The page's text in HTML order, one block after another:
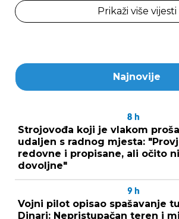
Prikaži više vijesti
Najnovije
8 h
Strojovođa koji je vlakom
udaljen s radnog mjesta:
redovne i propisane, ali očito
dovoljne"
9 h
Vojni pilot opisao spašavanje
Dinari: Nepristupačan teren i